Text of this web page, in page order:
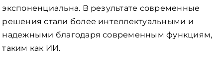
экспоненциальна. В результате современные
решения стали более интеллектуальными и
надежными благодаря современным функциям,
таким как ИИ.